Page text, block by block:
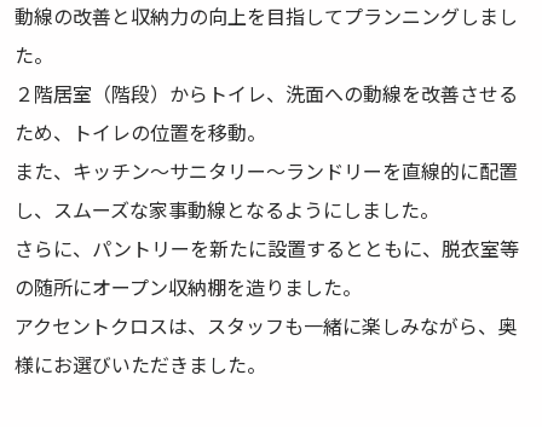
動線の改善と収納力の向上を目指してプランニングしまし
た。
２階居室（階段）からトイレ、洗面への動線を改善させる
ため、トイレの位置を移動。
また、キッチン～サニタリー～ランドリーを直線的に配置
し、スムーズな家事動線となるようにしました。
さらに、パントリーを新たに設置するとともに、脱衣室等
の随所にオープン収納棚を造りました。
アクセントクロスは、スタッフも一緒に楽しみながら、奥
様にお選びいただきました。